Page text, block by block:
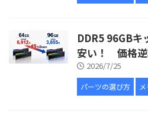
DDR5 96GBキ
安い！ 価格逆
2026/7/25
パーツの選び方